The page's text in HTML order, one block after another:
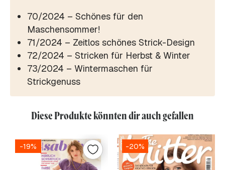
70/2024 – Schönes für den
Maschensommer!
71/2024 – Zeitlos schönes Strick-Design
72/2024 – Stricken für Herbst & Winter
73/2024 – Wintermaschen für
Strickgenuss
Diese Produkte könnten dir auch gefallen
-19% -20%